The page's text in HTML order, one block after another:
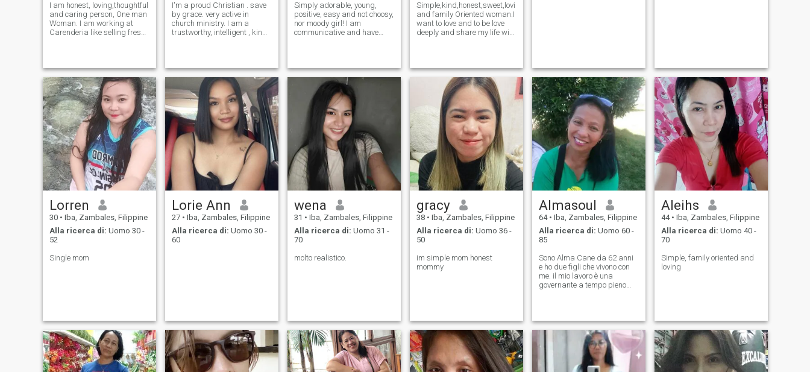
I am honest, loving,thoughtful
and caring person, One man
Woman. I am working at
Carenderia like selling fresh
event.and selling clothes
sometimes. I will spend my t
I'm a proud Christian . save
by grace. very active in
church ministry. I am a
trustworthy, intelligent , kind ,
hiking, biking , swimming
playing badminton,
marathon, z
Simply adorable, young,
positive, easy and not choosy,
nor moody girl! I am
communicative and have
and relationship, I can't
stand cheating at all. I know
Simple,kind,honest,sweet,loving,caring
and family Oriented woman.I
want to love and to be love
deeply and share my life with
know me more by yourself
Lorren
30 • Iba, Zambales, Filippine
Alla ricerca di: Uomo 30 -
52
Single mom
Lorie Ann
27 • Iba, Zambales, Filippine
Alla ricerca di: Uomo 30 -
60
wena
31 • Iba, Zambales, Filippine
Alla ricerca di: Uomo 31 -
70
molto realistico.
gracy
38 • Iba, Zambales, Filippine
Alla ricerca di: Uomo 36 -
50
im simple mom honest
mommy
Almasoul
64 • Iba, Zambales, Filippine
Alla ricerca di: Uomo 60 -
85
Sono Alma Cane da 62 anni
e ho due figli che vivono con
me. il mio lavoro è una
governante a tempo pieno
premurosa, sono aperta di
mente.
Aleihs
44 • Iba, Zambales, Filippine
Alla ricerca di: Uomo 40 -
70
Simple, family oriented and
loving